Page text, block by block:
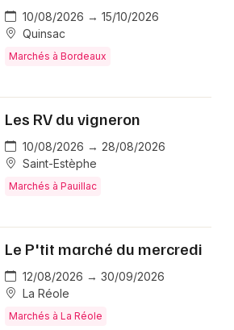
10/08/2026 → 15/10/2026
Quinsac
Marchés à Bordeaux
Les RV du vigneron
10/08/2026 → 28/08/2026
Saint-Estèphe
Marchés à Pauillac
Le P'tit marché du mercredi
12/08/2026 → 30/09/2026
La Réole
Marchés à La Réole